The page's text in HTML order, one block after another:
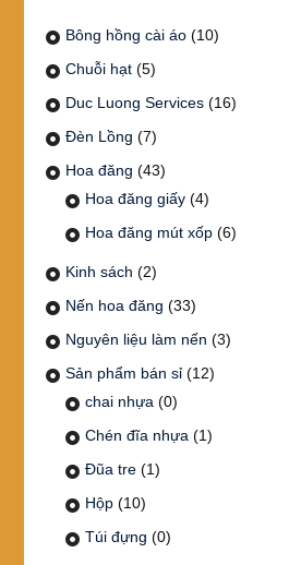
Bông hồng cài áo (10)
Chuỗi hạt (5)
Duc Luong Services (16)
Đèn Lồng (7)
Hoa đăng (43)
Hoa đăng giấy (4)
Hoa đăng mút xốp (6)
Kinh sách (2)
Nến hoa đăng (33)
Nguyên liệu làm nến (3)
Sản phẩm bán sỉ (12)
chai nhựa (0)
Chén đĩa nhựa (1)
Đũa tre (1)
Hộp (10)
Túi đựng (0)